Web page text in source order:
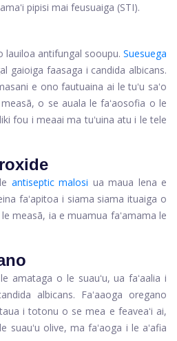
pipisi mai feusuaiga (STI).
lauiloa antifungal sooupu. Suesuega
gaioiga faasaga i candida albicans.
e ono fautuaina ai le tuʻu saʻo
o se auala le faʻaosofia o le
fou i meaai ma tuʻuina atu i le tele
antiseptic malosi ua maua lena e
faʻapitoa i siama siama ituaiga o
measā, ia e muamua faʻamama le
amataga o le suauʻu, ua faʻaalia i
albicans. Faʻaaoga oregano
i totonu o se mea e feaveaʻi ai,
suauʻu olive, ma faʻaoga i le aʻafia